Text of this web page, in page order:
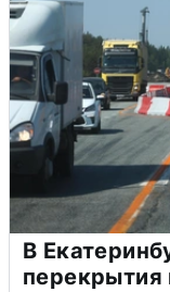
В
перекрытия